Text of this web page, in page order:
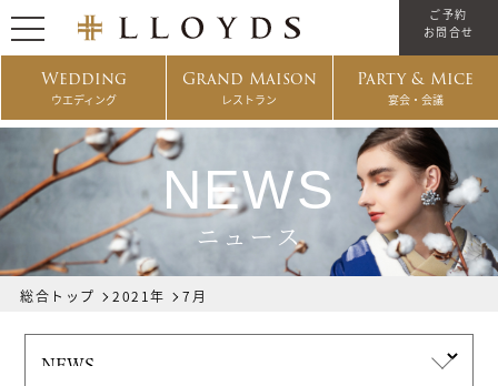
Wedding
ウエディング
Grand Maison
レストラン
Party & Mice
宴会・会議
ご予約
お問合せ
NEWS
ニュース
総合トップ 2021年 7月